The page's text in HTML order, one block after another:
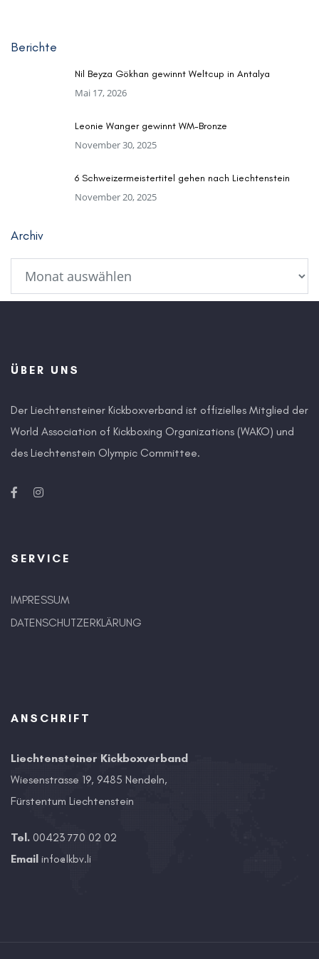
Berichte
Nil Beyza Gökhan gewinnt Weltcup in Antalya
Mai 17, 2026
Leonie Wanger gewinnt WM-Bronze
November 30, 2025
6 Schweizermeistertitel gehen nach Liechtenstein
November 20, 2025
Archiv
ÜBER UNS
Der Liechtensteiner Kickboxverband ist offizielles Mitglied der
World Association of Kickboxing Organizations (WAKO) und
des Liechtenstein Olympic Committee.
SERVICE
IMPRESSUM
DATENSCHUTZERKLÄRUNG
ANSCHRIFT
Liechtensteiner Kickboxverband
Wiesenstrasse 19, 9485 Nendeln,
Fürstentum Liechtenstein
Tel. 00423 770 02 02
Email info@lkbv.li